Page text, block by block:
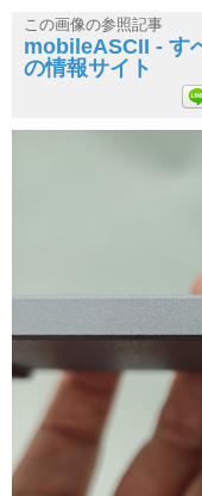
この画像の参照記事
mobileASCII - す
の情報サイト